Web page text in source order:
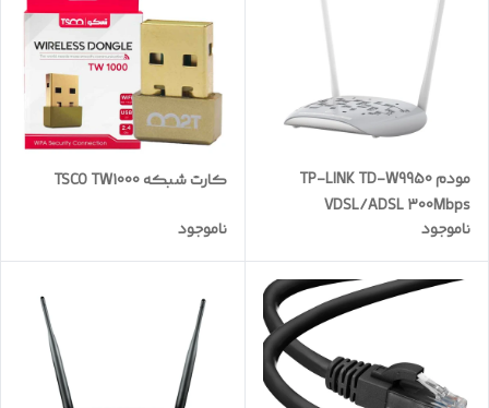
مودم TP-LINK TD-W9950
VDSL/ADSL 300Mbps
ناموجود
کارت شبکه TSCO TW1000
ناموجود